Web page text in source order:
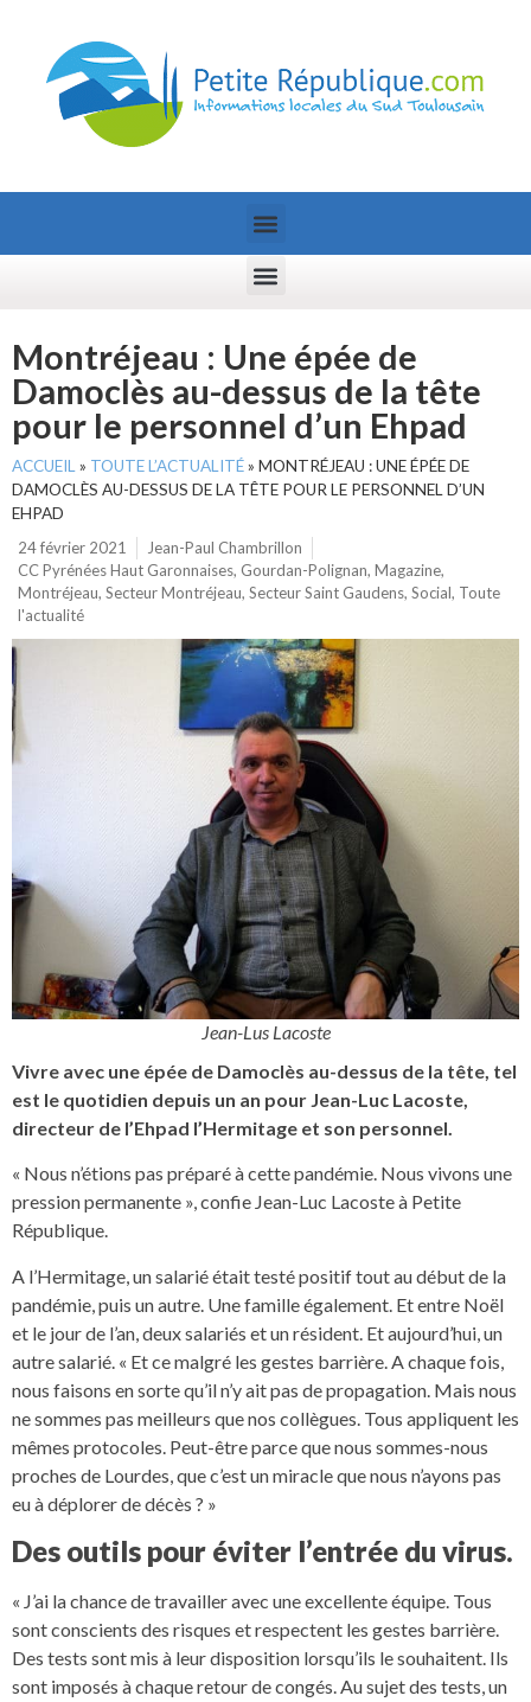
Montréjeau : Une épée de
Damoclès au-dessus de la tête
pour le personnel d’un Ehpad
ACCUEIL » TOUTE L’ACTUALITÉ» MONTRÉJEAU : UNE ÉPÉE DE
DAMOCLÈS AU-DESSUS DE LA TÊTE POUR LE PERSONNEL D’UN
EHPAD
24 février 2021
Jean-Paul Chambrillon
CC Pyrénées Haut Garonnaises, Gourdan-Polignan, Magazine,
Montréjeau, Secteur Montréjeau, Secteur Saint Gaudens, Social, Toute
l'actualité
Jean-Lus Lacoste
Vivre avec une épée de Damoclès au-dessus de la tête, tel
est le quotidien depuis un an pour Jean-Luc Lacoste,
directeur de l’Ehpad l’Hermitage et son personnel.
« Nous n’étions pas préparé à cette pandémie. Nous vivons une
pression permanente », confie Jean-Luc Lacoste à Petite
République.
A l’Hermitage, un salarié était testé positif tout au début de la
pandémie, puis un autre. Une famille également. Et entre Noël
et le jour de l’an, deux salariés et un résident. Et aujourd’hui, un
autre salarié. « Et ce malgré les gestes barrière. A chaque fois,
nous faisons en sorte qu’il n’y ait pas de propagation. Mais nous
ne sommes pas meilleurs que nos collègues. Tous appliquent les
mêmes protocoles. Peut-être parce que nous sommes-nous
proches de Lourdes, que c’est un miracle que nous n’ayons pas
eu à déplorer de décès ? »
Des outils pour éviter l’entrée du virus.
« J’ai la chance de travailler avec une excellente équipe. Tous
sont conscients des risques et respectent les gestes barrière.
Des tests sont mis à leur disposition lorsqu’ils le souhaitent. Ils
sont imposés à chaque retour de congés. Au sujet des tests, un